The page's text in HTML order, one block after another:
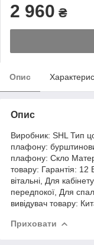
2 960 ₴
Опис
Опис
Виробник: SHL Тип
плафону:
плафону: Скло
товару: Гарантія:
вітальні, Для
передпокої, Для
вивідувач товару:
Приховати